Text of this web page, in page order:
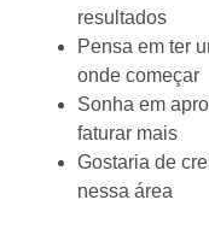
resultados
Pensa em ter
onde começar
Sonha em
faturar mais
Gostaria de
nessa área